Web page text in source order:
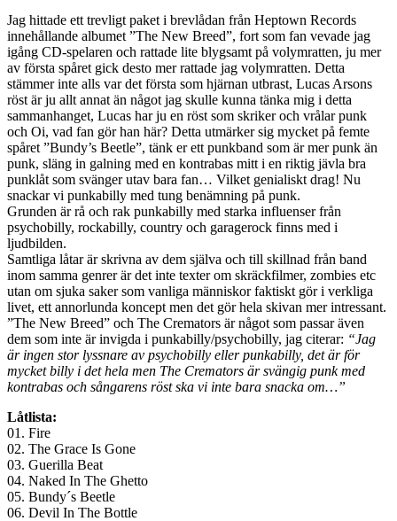
Jag hittade ett trevligt paket i brevlådan från Heptown Records
innehållande albumet ”The New Breed”, fort som fan vevade jag
igång CD-spelaren och rattade lite blygsamt på volymratten, ju mer
av första spåret gick desto mer rattade jag volymratten. Detta
stämmer inte alls var det första som hjärnan utbrast, Lucas Arsons
röst är ju allt annat än något jag skulle kunna tänka mig i detta
sammanhanget, Lucas har ju en röst som skriker och vrålar punk
och Oi, vad fan gör han här? Detta utmärker sig mycket på femte
spåret ”Bundy’s Beetle”, tänk er ett punkband som är mer punk än
punk, släng in galning med en kontrabas mitt i en riktig jävla bra
punklåt som svänger utav bara fan… Vilket genialiskt drag! Nu
snackar vi punkabilly med tung benämning på punk.
Grunden är rå och rak punkabilly med starka influenser från
psychobilly, rockabilly, country och garagerock finns med i
ljudbilden.
Samtliga låtar är skrivna av dem själva och till skillnad från band
inom samma genrer är det inte texter om skräckfilmer, zombies etc
utan om sjuka saker som vanliga människor faktiskt gör i verkliga
livet, ett annorlunda koncept men det gör hela skivan mer intressant.
”The New Breed” och The Cremators är något som passar även
dem som inte är invigda i punkabilly/psychobilly, jag citerar: “Jag
är ingen stor lyssnare av psychobilly eller punkabilly, det är för
mycket billy i det hela men The Cremators är svängig punk med
kontrabas och sångarens röst ska vi inte bara snacka om…”
Låtlista:
01. Fire
02. The Grace Is Gone
03. Guerilla Beat
04. Naked In The Ghetto
05. Bundy´s Beetle
06. Devil In The Bottle